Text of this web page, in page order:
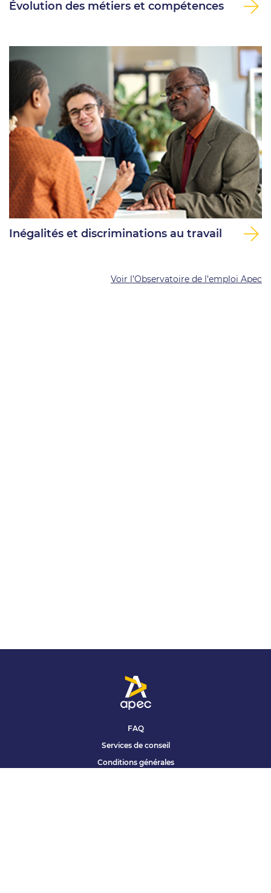
Évolution des métiers et compétences
Inégalités et discriminations au travail
Voir l’Observatoire de l’emploi Apec
FAQ
Services de conseil
Conditions générales